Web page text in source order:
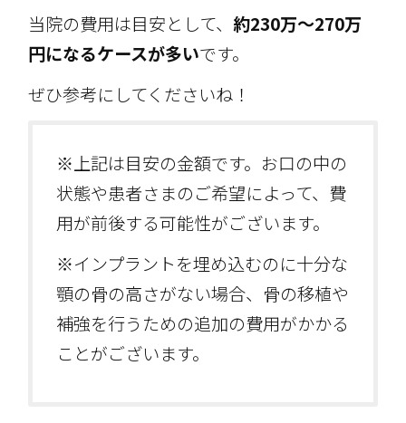
当院の費用は目安として、約230万～270万
円になるケースが多いです。
ぜひ参考にしてくださいね！
※上記は目安の金額です。お口の中の
状態や患者さまのご希望によって、費
用が前後する可能性がございます。
※インプラントを埋め込むのに十分な
顎の骨の高さがない場合、骨の移植や
補強を行うための追加の費用がかかる
ことがございます。